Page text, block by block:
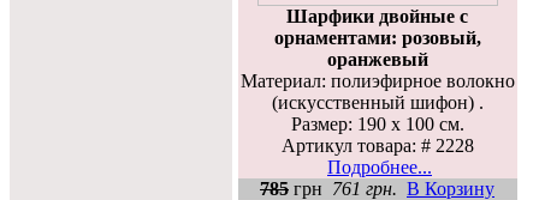
Шарфики двойные с
орнаментами: розовый,
оранжевый
Материал: полиэфирное волокно
(искусственный шифон) .
Размер: 190 х 100 см.
Артикул товара: # 2228
Подробнее...
785 грн 761 грн. В Корзину